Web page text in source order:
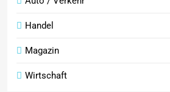
Handel
Magazin
Wirtschaft